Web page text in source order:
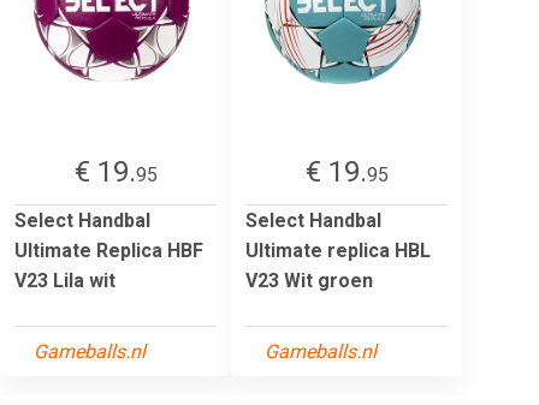
€ 19.95
Select Handbal
Ultimate Replica HBF
V23 Lila wit
Gameballs.nl
€ 19.95
Select Handbal
Ultimate replica HBL
V23 Wit groen
Gameballs.nl